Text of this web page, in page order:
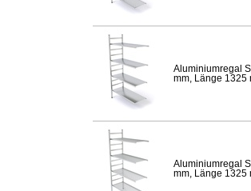
Aluminiumregal
mm, Länge 1325
Aluminiumregal
mm, Länge 1325